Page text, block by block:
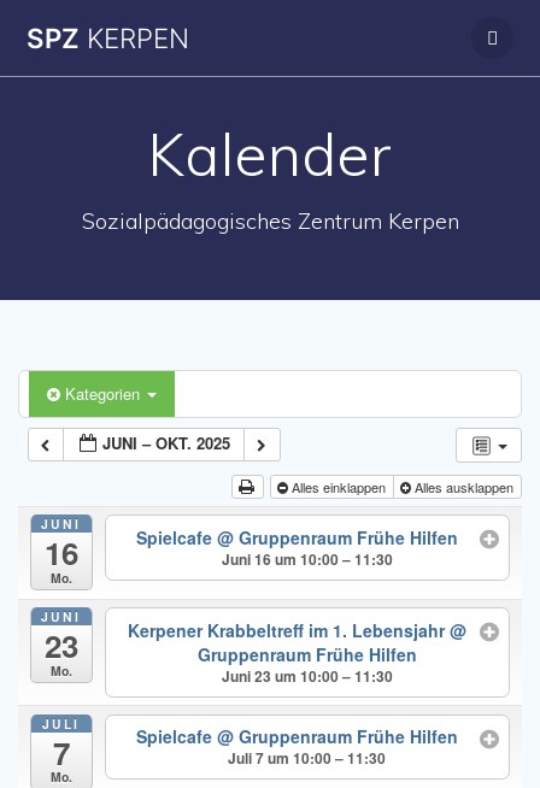
SPZ KERPEN
Kalender
Sozialpädagogisches Zentrum Kerpen
Kategorien
JUNI – OKT. 2025
Alles einklappen Alles ausklappen
JUNI
16
Mo.
Spielcafe@ Gruppenraum Frühe Hilfen
Juni 16 um 10:00 – 11:30
JUNI
23
Mo.
Kerpener Krabbeltreff im 1. Lebensjahr@
Gruppenraum Frühe Hilfen
Juni 23 um 10:00 – 11:30
JULI
7
Mo.
Spielcafe@ Gruppenraum Frühe Hilfen
Juli 7 um 10:00 – 11:30